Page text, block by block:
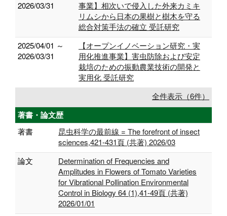
2026/03/31
事業】相次いで侵入した外来カミキ
リムシから日本の果樹と樹木を守る
総合対策手法の確立 受託研究
2025/04/01 ～
2026/03/31
【オープンイノベーション研究・実
用化推進事業】害虫防除および安定
栽培のための振動農業技術の開発と
実用化 受託研究
全件表示（6件）
著書・論文歴
著書
昆虫科学の最前線 = The forefront of insect
sciences,421-431頁 (共著) 2026/03
論文
Determination of Frequencies and
Amplitudes in Flowers of Tomato Varieties
for Vibrational Pollination Environmental
Control in Biology 64 (1),41-49頁 (共著)
2026/01/01